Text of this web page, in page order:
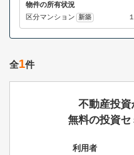
物件の所有状況
区分マンション 新築
全1件
不動産投資
無料の投資
利用者